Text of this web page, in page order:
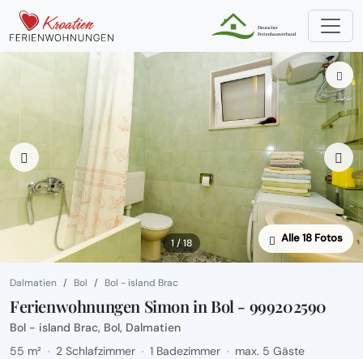
1 / 18 Alle 18 Fotos
Dalmatien Bol Bol - island Brac
Ferienwohnungen Simon in Bol - 999202590
Bol - island Brac, Bol, Dalmatien
55 m² · 2 Schlafzimmer · 1 Badezimmer · max. 5 Gäste